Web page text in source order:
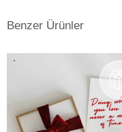
istenilen baskı sonuçların
kalibrasyonunun tam ve
bağlıdır. Bu da
Kullanmış olduğumuz
kalibrasyonu yapılmakta
doğru şekilde çıkmaktadır.
Benzer Ürünler